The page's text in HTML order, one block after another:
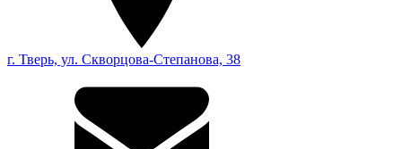
г. Тверь, ул. Скворцова-Степанова, 38